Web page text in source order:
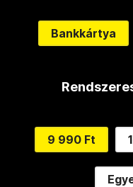
Bankkártya
9 990 Ft